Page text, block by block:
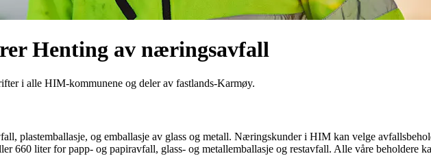
Henting av næringsavfall
i alle HIM-kommunene og deler av fastlands-Karmøy.
plastemballasje, og emballasje av glass og metall. Næringskunder i HIM kan velge
660 liter for papp- og papiravfall, glass- og metallemballasje og restavfall. Alle våre beholdere